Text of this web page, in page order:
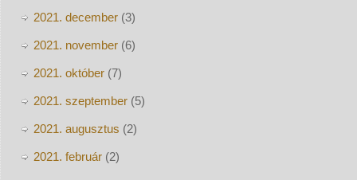
2021. december(3)
2021. november(6)
2021. október(7)
2021. szeptember(5)
2021. augusztus (2)
2021. február(2)